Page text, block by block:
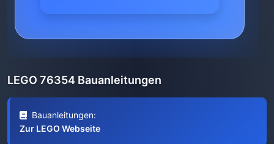
LEGO 76354 Bauanleitungen
Bauanleitungen:
Zur LEGO Webseite